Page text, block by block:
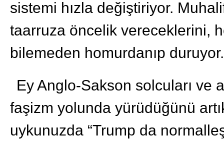
sistemi hızla değiştiriyor.
taarruza öncelik vereceklerini,
bilemeden homurdanıp duruyor.
Ey Anglo-Sakson solcuları ve
faşizm yolunda yürüdüğünü
uykunuzda “Trump da